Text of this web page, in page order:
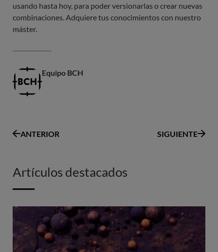
usando hasta hoy, para poder versionarlas o crear nuevas
combinaciones. Adquiere tus conocimientos con nuestro
máster.
Equipo BCH
ANTERIOR SIGUIENTE
Artículos destacados